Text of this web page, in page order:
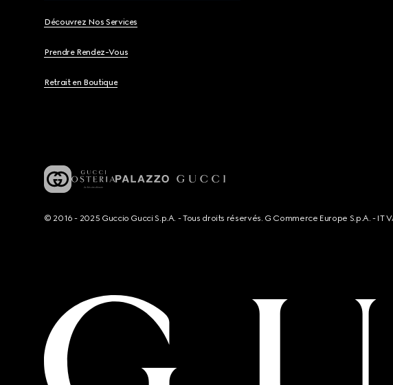
Découvrez Nos Services
Prendre Rendez-Vous
Retrait en Boutique
© 2016 - 2025 Guccio Gucci S.p.A. - Tous droits réservés. G Commerce Europe S.p.A. -